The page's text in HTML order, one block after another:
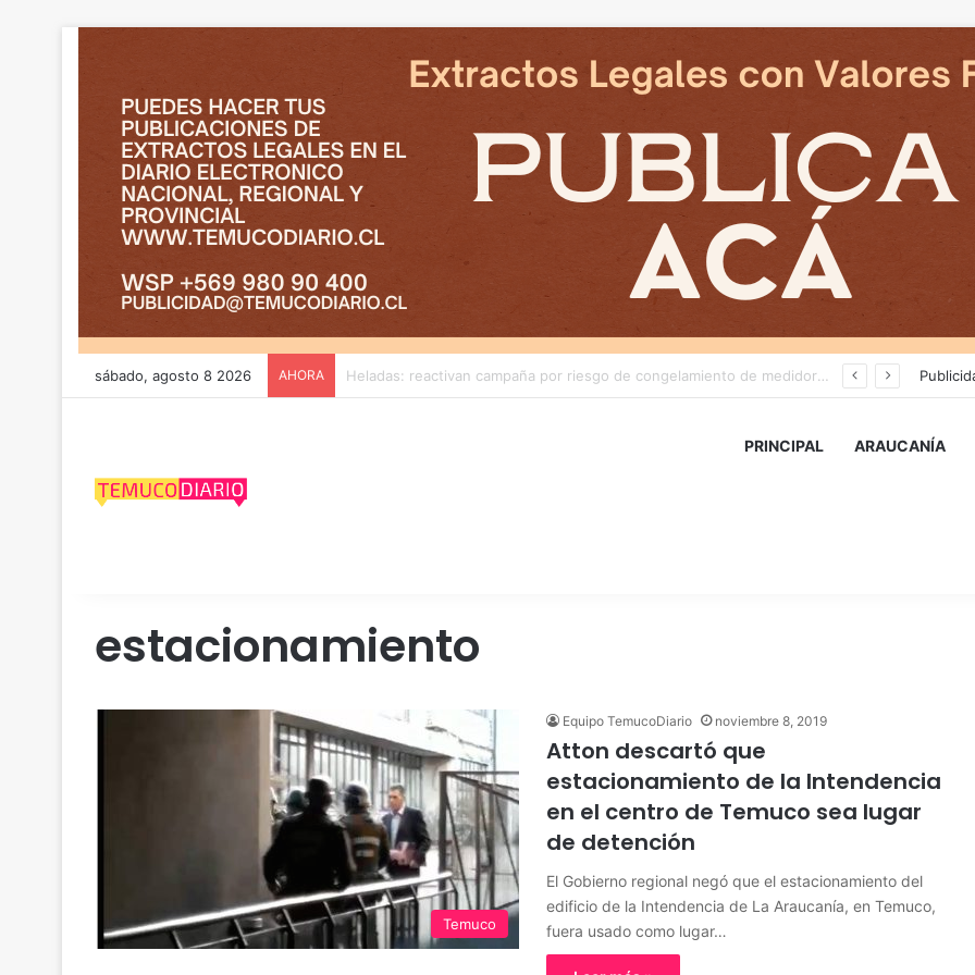
sábado, agosto 8 2026 AHORA Deportes Temuco termina relación contractual con Arturo Sanhueza tras derrota ante Copiapó
PRINCIPAL ARAUCANÍA
estacionamiento
Temuco
Equipo TemucoDiario noviembre 8, 2019
Atton descartó que
estacionamiento de la Intendencia
en el centro de Temuco sea lugar
de detención
El Gobierno regional negó que el estacionamiento del
edificio de la Intendencia de La Araucanía, en Temuco,
fuera usado como lugar…